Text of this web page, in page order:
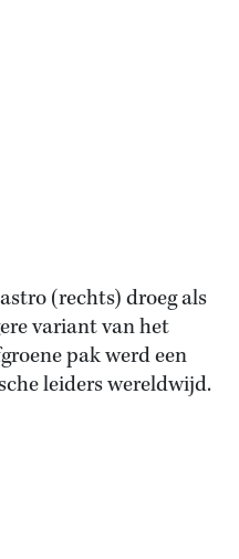
(rechts) droeg als
variant van het
pak werd een
leiders wereldwijd.